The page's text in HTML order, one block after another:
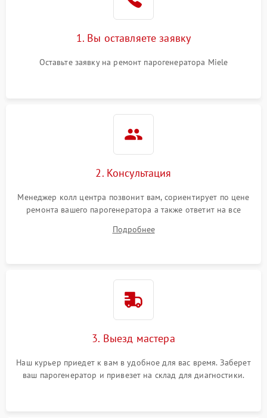
1. Вы оставляете заявку
Оставьте заявку на ремонт парогенератора Miele
2. Консультация
Менеджер колл центра позвонит вам, сориентирует по цене
ремонта вашего парогенератора а также ответит на все
Подробнее
3. Выезд мастера
Наш курьер приедет к вам в удобное для вас время. Заберет
ваш парогенератор и привезет на склад для диагностики.